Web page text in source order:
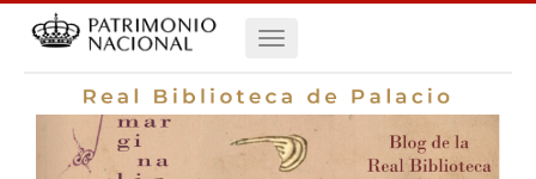
Navegación
principal